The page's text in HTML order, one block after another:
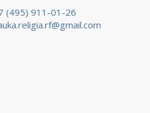
(495) 911-01-26